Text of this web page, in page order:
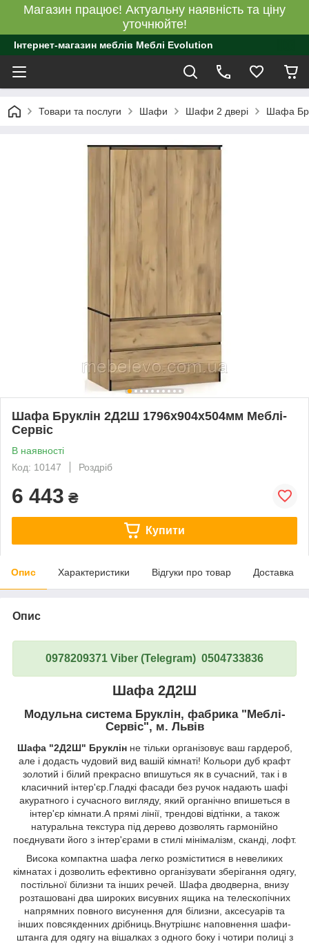
Магазин працює! Актуальну наявність та ціну
уточнюйте!
Інтернет-магазин меблів Меблі Evolution
Товари та послуги Шафи Шафи 2 двері Шафа
Шафа Бруклін 2Д2Ш 1796х904х504мм Меблі-
Сервіс
В наявності
Код: 10147
Роздріб
6 443 ₴
Купити
Опис Характеристики Відгуки про товар Доставка
Опис
0978209371 Viber (Telegram) 0504733836
Шафа 2Д2Ш
Модульна система Бруклін, фабрика "Меблі-
Сервіс", м. Львів
Шафа "2Д2Ш" Бруклін не тільки організовує ваш гардероб,
але і додасть чудовий вид вашій кімнаті! Кольори дуб крафт
золотий і білий прекрасно впишуться як в сучасний, так і в
класичний інтер'єр.Гладкі фасади без ручок надають шафі
акуратного і сучасного вигляду, який органічно впишеться в
інтер'єр кімнати.А прямі лінії, трендові відтінки, а також
натуральна текстура під дерево дозволять гармонійно
поєднувати його з інтер'єрами в стилі мінімалізм, сканді, лофт.
Висока компактна шафа легко розміститися в невеликих
кімнатах і дозволить ефективно організувати зберігання одягу,
постільної білизни та інших речей. Шафа дводверна, внизу
розташовані два широких висувних ящика на телескопічних
напрямних повного висунення для білизни, аксесуарів та
інших повсякденних дрібниць.Внутрішнє наповнення шафи-
штанга для одягу на вішалках з одного боку і чотири полиці з